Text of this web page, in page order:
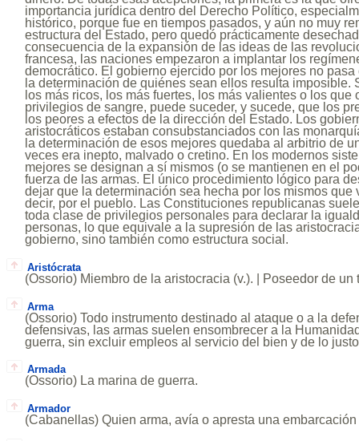
importancia jurídica dentro del Derecho Político,
histórico, porque fue en tiempos pasados, y aún no muy
estructura del Estado, pero quedó prácticamente
consecuencia de la expansión de las ideas de las
francesa, las naciones empezaron a implantar los
democrático. El gobierno ejercido por los mejores no
la determinación de quiénes sean ellos resulta imposible.
los más ricos, los más fuertes, los más valientes o los que
privilegios de sangre, puede suceder, y sucede, que los
los peores a efectos de la dirección del Estado. Los
aristocráticos estaban consubstanciados con las
la determinación de esos mejores quedaba al arbitrio de
veces era inepto, malvado o cretino. En los modernos
mejores se designan a sí mismos (o se mantienen en el
fuerza de las armas. El único procedimiento lógico para
dejar que la determinación sea hecha por los mismos que
decir, por el pueblo. Las Constituciones republicanas
toda clase de privilegios personales para declarar la
personas, lo que equivale a la supresión de las
gobierno, sino también como estructura social.
Aristócrata
(Ossorio) Miembro de la aristocracia (v.). | Poseedor de
Arma
(Ossorio) Todo instrumento destinado al ataque o a la
defensivas, las armas suelen ensombrecer a la
guerra, sin excluir empleos al servicio del bien y de lo
Armada
(Ossorio) La marina de guerra.
Armador
(Cabanellas) Quien arma, avía o apresta una